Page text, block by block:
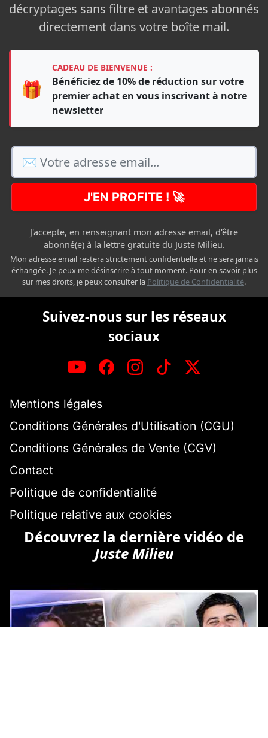
décryptages sans filtre et avantages abonnés
directement dans votre boîte mail.
🎁
CADEAU DE BIENVENUE :
Bénéficiez de 10% de réduction sur votre
premier achat en vous inscrivant à notre
newsletter
J'EN PROFITE ! 🚀
J'accepte, en renseignant mon adresse email, d'être
abonné(e) à la lettre gratuite du Juste Milieu.
Mon adresse email restera strictement confidentielle et ne sera jamais
échangée. Je peux me désinscrire à tout moment. Pour en savoir plus
sur mes droits, je peux consulter la Politique de Confidentialité.
Suivez-nous sur les réseaux
sociaux
Mentions légales
Conditions Générales d'Utilisation (CGU)
Conditions Générales de Vente (CGV)
Contact
Politique de confidentialité
Politique relative aux cookies
Découvrez la dernière vidéo de
Juste Milieu